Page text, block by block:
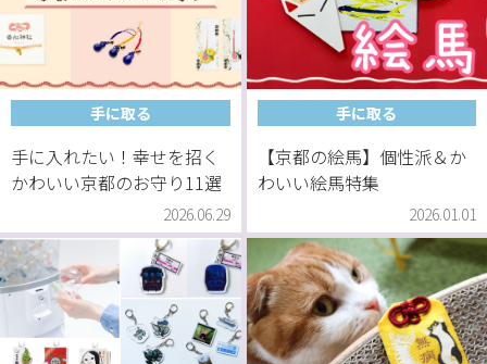
手に取る
手に入れたい！幸せを招く
かわいい京都のお守り11選
2026.06.29
手に取る
【京都の絵馬】個性派＆か
わいい絵馬特集
2026.01.01